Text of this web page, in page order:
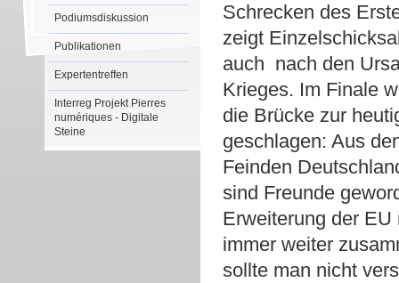
Podiumsdiskussion
Publikationen
Expertentreffen
Interreg Projekt Pierres
numériques - Digitale
Steine
Schrecken des
zeigt
auch nach den
Krieges. Im Finale
die Brücke zur
geschlagen: Aus
Feinden
sind Freunde
Erweiterung der
immer weiter
sollte man nicht